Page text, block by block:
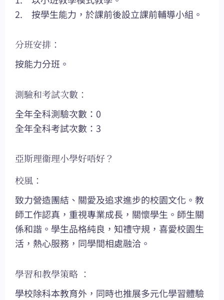
2. 按學生能力，於課前後設立課前輔導小組。
分班安排：
按能力分班。
測驗和考試次數：
全年全科測驗次數：0
全年全科考試次數：3
亞斯理衞理小學好唔好？
校風：
致力營造團結、關愛及追求進步的校園文化。教
師工作認真，重視專業成長，關懷學生。師生關
係和諧。學生品格純良，知禮守規，喜愛校園生
活，熱心服務，同學間相處融洽。
學習和教學策略 ：
學校除科本教育外，同時也推展多元化學習體驗